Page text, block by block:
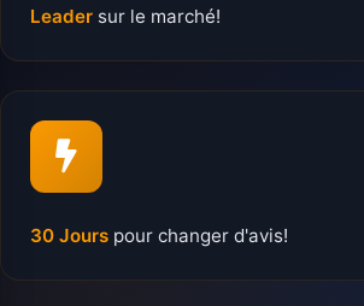
Leader sur le marché!
30 Jours pour changer d'avis!